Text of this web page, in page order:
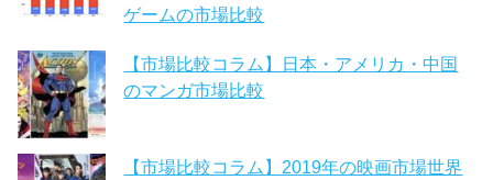
ゲームの市場比較
【市場比較コラム】日本・アメリカ・中国
のマンガ市場比較
【市場比較コラム】2019年の映画市場世界